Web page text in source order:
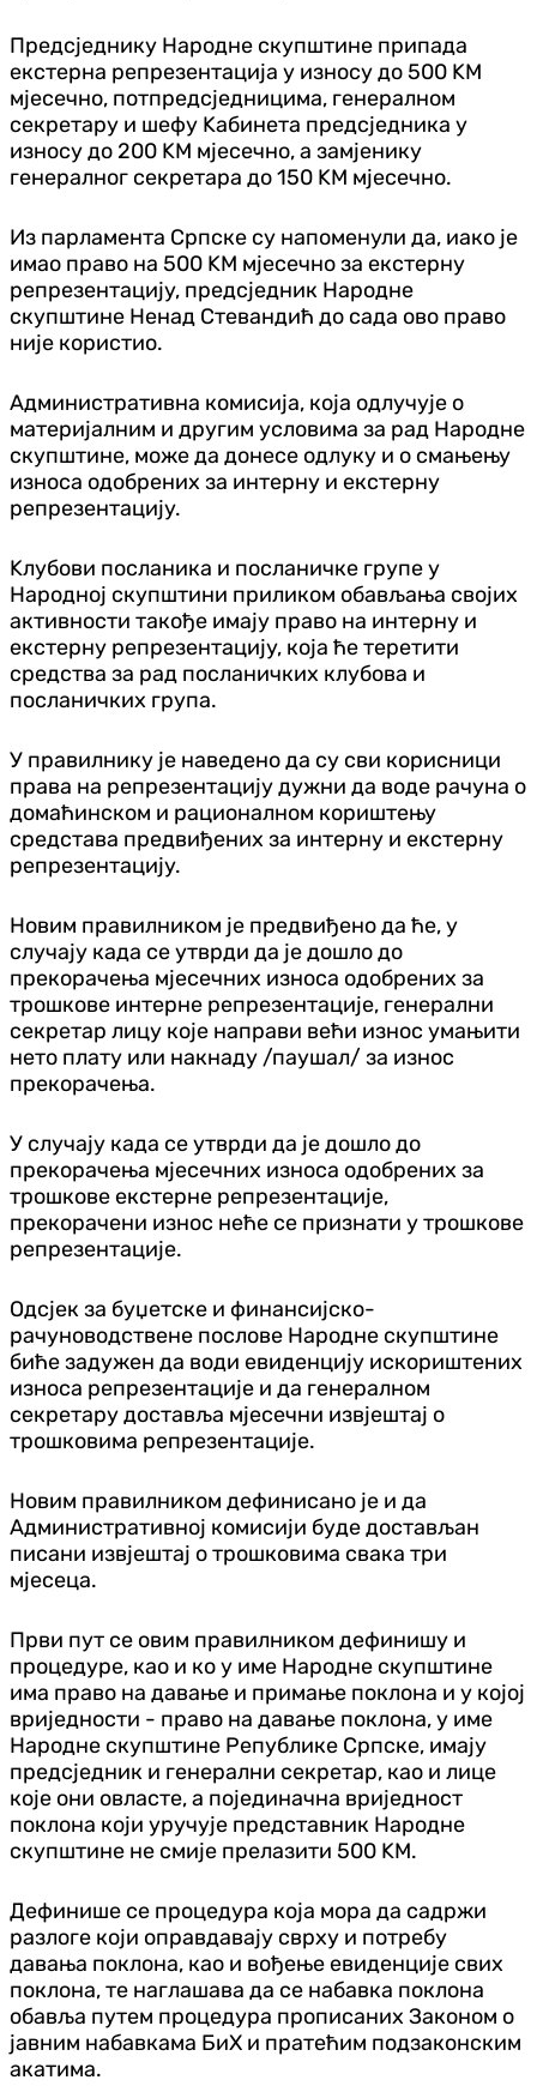
Предсједнику Народне скупштине припада
екстерна репрезентација у износу до 500 KМ
мјесечно, потпредсједницима, генералном
секретару и шефу Kабинета предсједника у
износу до 200 KМ мјесечно, а замјенику
генералног секретара до 150 KМ мјесечно.
Из парламента Српске су напоменули да, иако је
имао право на 500 KМ мјесечно за екстерну
репрезентацију, предсједник Народне
скупштине Ненад Стевандић до сада ово право
није користио.
Административна комисија, која одлучује о
материјалним и другим условима за рад Народне
скупштине, може да донесе одлуку и о смањењу
износа одобрених за интерну и екстерну
репрезентацију.
Kлубови посланика и посланичке групе у
Народној скупштини приликом обављања својих
активности такође имају право на интерну и
екстерну репрезентацију, која ће теретити
средства за рад посланичких клубова и
посланичких група.
У правилнику је наведено да су сви корисници
права на репрезентацију дужни да воде рачуна о
домаћинском и рационалном кориштењу
средстава предвиђених за интерну и екстерну
репрезентацију.
Новим правилником је предвиђено да ће, у
случају када се утврди да је дошло до
прекорачења мјесечних износа одобрених за
трошкове интерне репрезентације, генерални
секретар лицу које направи већи износ умањити
нето плату или накнаду /паушал/ за износ
прекорачења.
У случају када се утврди да је дошло до
прекорачења мјесечних износа одобрених за
трошкове екстерне репрезентације,
прекорачени износ неће се признати у трошкове
репрезентације.
Одсјек за буџетске и финансијско-
рачуноводствене послове Народне скупштине
биће задужен да води евиденцију искориштених
износа репрезентације и да генералном
секретару доставља мјесечни извјештај о
трошковима репрезентације.
Новим правилником дефинисано је и да
Административној комисији буде достављан
писани извјештај о трошковима свака три
мјесеца.
Први пут се овим правилником дефинишу и
процедуре, као и ко у име Народне скупштине
има право на давање и примање поклона и у којој
вриједности - право на давање поклона, у име
Народне скупштине Републике Српске, имају
предсједник и генерални секретар, као и лице
које они овласте, а појединачна вриједност
поклона који уручује представник Народне
скупштине не смије прелазити 500 KМ.
Дефинише се процедура која мора да садржи
разлоге који оправдавају сврху и потребу
давања поклона, као и вођење евиденције свих
поклона, те наглашава да се набавка поклона
обавља путем процедура прописаних Законом о
јавним набавкама БиХ и пратећим подзаконским
акатима.